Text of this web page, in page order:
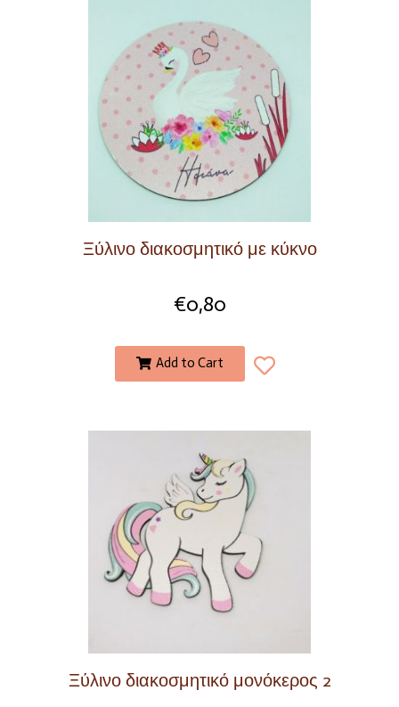
Ξύλινο διακοσμητικό με κύκνο
€0,80
Add to Cart
Ξύλινο διακοσμητικό μονόκερος 2